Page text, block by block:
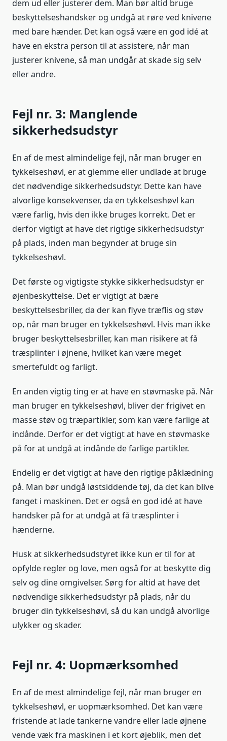
dem ud eller justerer dem. Man bør altid bruge
beskyttelseshandsker og undgå at røre ved knivene
med bare hænder. Det kan også være en god idé at
have en ekstra person til at assistere, når man
justerer knivene, så man undgår at skade sig selv
eller andre.
Fejl nr. 3: Manglende
sikkerhedsudstyr
En af de mest almindelige fejl, når man bruger en
tykkelseshøvl, er at glemme eller undlade at bruge
det nødvendige sikkerhedsudstyr. Dette kan have
alvorlige konsekvenser, da en tykkelseshøvl kan
være farlig, hvis den ikke bruges korrekt. Det er
derfor vigtigt at have det rigtige sikkerhedsudstyr
på plads, inden man begynder at bruge sin
tykkelseshøvl.
Det første og vigtigste stykke sikkerhedsudstyr er
øjenbeskyttelse. Det er vigtigt at bære
beskyttelsesbriller, da der kan flyve træflis og støv
op, når man bruger en tykkelseshøvl. Hvis man ikke
bruger beskyttelsesbriller, kan man risikere at få
træsplinter i øjnene, hvilket kan være meget
smertefuldt og farligt.
En anden vigtig ting er at have en støvmaske på. Når
man bruger en tykkelseshøvl, bliver der frigivet en
masse støv og træpartikler, som kan være farlige at
indånde. Derfor er det vigtigt at have en støvmaske
på for at undgå at indånde de farlige partikler.
Endelig er det vigtigt at have den rigtige påklædning
på. Man bør undgå løstsiddende tøj, da det kan blive
fanget i maskinen. Det er også en god idé at have
handsker på for at undgå at få træsplinter i
hænderne.
Husk at sikkerhedsudstyret ikke kun er til for at
opfylde regler og love, men også for at beskytte dig
selv og dine omgivelser. Sørg for altid at have det
nødvendige sikkerhedsudstyr på plads, når du
bruger din tykkelseshøvl, så du kan undgå alvorlige
ulykker og skader.
Fejl nr. 4: Uopmærksomhed
En af de mest almindelige fejl, når man bruger en
tykkelseshøvl, er uopmærksomhed. Det kan være
fristende at lade tankerne vandre eller lade øjnene
vende væk fra maskinen i et kort øjeblik, men det